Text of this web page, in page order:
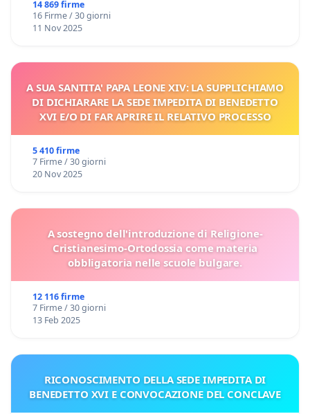
14 869 firme
16 Firme / 30 giorni
11 Nov 2025
A SUA SANTITA' PAPA LEONE XIV: LA SUPPLICHIAMO
DI DICHIARARE LA SEDE IMPEDITA DI BENEDETTO
XVI E/O DI FAR APRIRE IL RELATIVO PROCESSO
5 410 firme
7 Firme / 30 giorni
20 Nov 2025
A sostegno dell'introduzione di Religione-
Cristianesimo-Ortodossia come materia
obbligatoria nelle scuole bulgare.
12 116 firme
7 Firme / 30 giorni
13 Feb 2025
RICONOSCIMENTO DELLA SEDE IMPEDITA DI
BENEDETTO XVI E CONVOCAZIONE DEL CONCLAVE